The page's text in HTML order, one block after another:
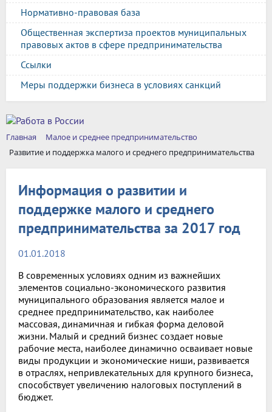
Нормативно-правовая база
Общественная экспертиза проектов муниципальных
правовых актов в сфере предпринимательства
Ссылки
Меры поддержки бизнеса в условиях санкций
Главная
Малое и среднее предпринимательство
Развитие и поддержка малого и среднего предпринимательства
Информация о развитии и
поддержке малого и среднего
предпринимательства за 2017 год
01.01.2018
В современных условиях одним из важнейших
элементов социально-экономического развития
муниципального образования является малое и
среднее предпринимательство, как наиболее
массовая, динамичная и гибкая форма деловой
жизни. Малый и средний бизнес создает новые
рабочие места, наиболее динамично осваивает новые
виды продукции и экономические ниши, развивается
в отраслях, непривлекательных для крупного бизнеса,
способствует увеличению налоговых поступлений в
бюджет.